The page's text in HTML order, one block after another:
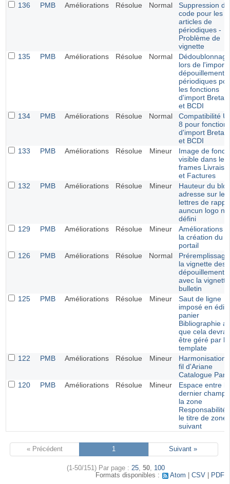
136
PMB Améliorations Résolue Normal
Suppression du
code pour les
articles de
périodiques -
Problème de
vignette
135
PMB Améliorations Résolue Normal
Dédoublonnage
lors de l'import
dépouillements
périodiques
les fonctions
d'import
et BCDI
134
PMB Améliorations Résolue Normal
Compatibilité
8 pour fonction
d'import
et BCDI
133
PMB Améliorations Résolue Mineur
Image de fond
visible dans les
frames
et Factures
132
PMB Améliorations Résolue Mineur
Hauteur du bloc
adresse sur les
lettres de
auncun logo
défini
129
PMB Améliorations Résolue Mineur
Améliorations
la création du
portail
126
PMB Améliorations Résolue Normal
la vignette des
dépouillements
avec la
bulletin
125
PMB Améliorations Résolue Mineur
Saut de ligne
imposé en
panier
Bibliographie
que cela devrait
être géré par le
template
122
PMB Améliorations Résolue Mineur
Harmonisation
fil d'Ariane
Catalogue
120
PMB Améliorations Résolue Mineur
Espace entre le
dernier champ
la zone
Responsabilité
le titre de zone
suivant
« Précédent 1 Suivant »
(1-50/151) Par page : 25, 50, 100
Formats disponibles :
Atom CSV PDF